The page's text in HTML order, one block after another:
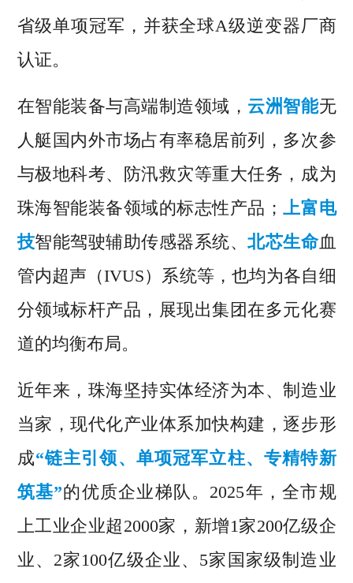
省级单项冠军，并获全球A级逆变器厂商
认证。
在智能装备与高端制造领域， 云洲智能无
人艇国内外市场占有率稳居前列，多次参
与极地科考、防汛救灾等重大任务，成为
珠海智能装备领域的标志性产品； 上富电
技智能驾驶辅助传感器系统、北芯生命血
管内超声（IVUS）系统等，也均为各自细
分领域标杆产品，展现出集团在多元化赛
道的均衡布局。
近年来，珠海坚持实体经济为本、制造业
当家，现代化产业体系加快构建，逐步形
成“链主引领、单项冠军立柱、专精特新
筑基”的优质企业梯队。2025年，全市规
上工业企业超2000家，新增1家200亿级企
业、2家100亿级企业、5家国家级制造业